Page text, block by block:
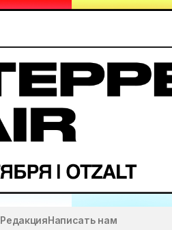
РедакцияНаписать нам